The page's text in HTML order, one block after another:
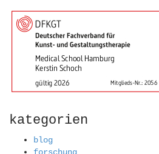
kategorien
blog
forschung